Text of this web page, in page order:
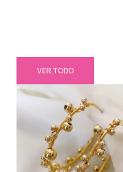
VER TODO